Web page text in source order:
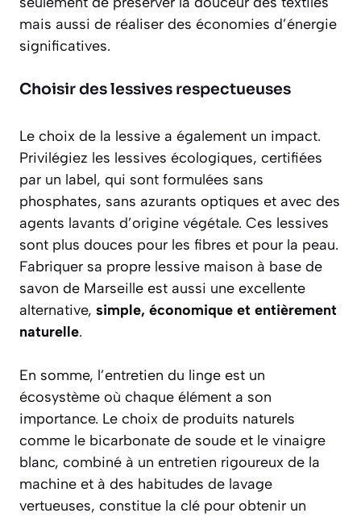
mais aussi de réaliser des économies d’énergie
significatives.
Choisir des lessives respectueuses
Le choix de la lessive a également un impact.
Privilégiez les lessives écologiques, certifiées
par un label, qui sont formulées sans
phosphates, sans azurants optiques et avec des
agents lavants d’origine végétale. Ces lessives
sont plus douces pour les fibres et pour la peau.
Fabriquer sa propre lessive maison à base de
savon de Marseille est aussi une excellente
alternative, simple, économique et entièrement
naturelle.
En somme, l’entretien du linge est un
écosystème où chaque élément a son
importance. Le choix de produits naturels
comme le bicarbonate de soude et le vinaigre
blanc, combiné à un entretien rigoureux de la
machine et à des habitudes de lavage
vertueuses, constitue la clé pour obtenir un